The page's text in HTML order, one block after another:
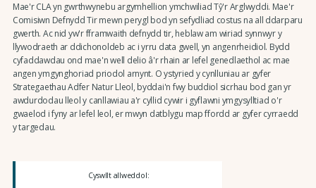
Mae'r CLA yn gwrthwynebu argymhellion ymchwiliad Tŷ'r Arglwyddi. Mae'r
Comisiwn Defnydd Tir mewn perygl bod yn sefydliad costus na all ddarparu
gwerth. Ac nid yw'r fframwaith defnydd tir, heblaw am wiriad synnwyr y
llywodraeth ar ddichonoldeb ac i yrru data gwell, yn angenrheidiol. Bydd
cyfaddawdau ond mae'n well delio â'r rhain ar lefel genedlaethol ac mae
angen ymgynghoriad priodol arnynt. O ystyried y cynlluniau ar gyfer
Strategaethau Adfer Natur Lleol, byddai'n fwy buddiol sicrhau bod gan yr
awdurdodau lleol y canllawiau a'r cyllid cywir i gyflawni ymgysylltiad o'r
gwaelod i fyny ar lefel leol, er mwyn datblygu map ffordd ar gyfer cyrraedd
y targedau.
Cyswllt allweddol: